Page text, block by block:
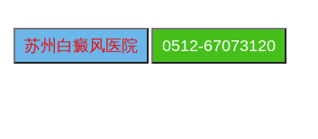
苏州白癜风医院 0512-67073120